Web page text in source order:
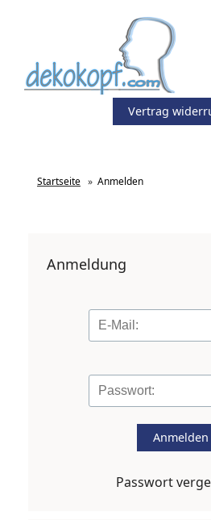
Vertrag
Startseite » Anmelden
Anmeldung
Anmelden
Passwort